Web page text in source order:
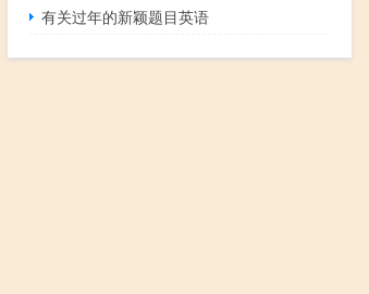
有关过年的新颖题目英语